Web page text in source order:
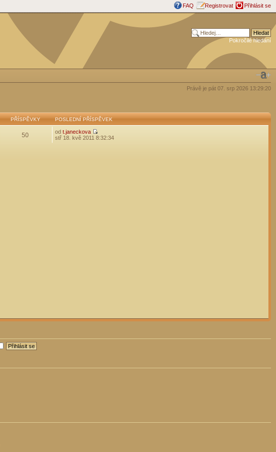
FAQ Registrovat Přihlásit se
Pokročilé hledání
Právě je pát 07. srp 2026 13:29:20
PŘÍSPĚVKY POSLEDNÍ PŘÍSPĚVEK
50 od t.janeckova
stř 18. kvě 2011 8:32:34